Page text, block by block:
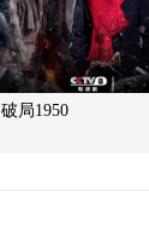
破局1950